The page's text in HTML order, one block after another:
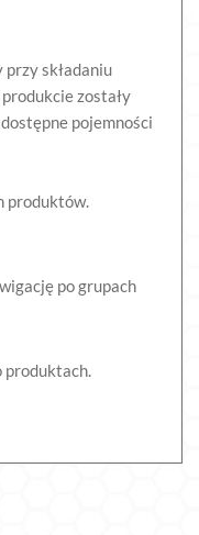
przy składaniu
zostały
pojemności
produktów.
po grupach
produktach.